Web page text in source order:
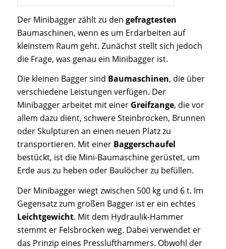
Der Minibagger zählt zu den gefragtesten
Baumaschinen, wenn es um Erdarbeiten auf
kleinstem Raum geht. Zunächst stellt sich jedoch
die Frage, was genau ein Minibagger ist.
Die kleinen Bagger sind Baumaschinen, die über
verschiedene Leistungen verfügen. Der
Minibagger arbeitet mit einer Greifzange, die vor
allem dazu dient, schwere Steinbrocken, Brunnen
oder Skulpturen an einen neuen Platz zu
transportieren. Mit einer Baggerschaufel
bestückt, ist die Mini-Baumaschine gerüstet, um
Erde aus zu heben oder Baulöcher zu befüllen.
Der Minibagger wiegt zwischen 500 kg und 6 t. Im
Gegensatz zum großen Bagger ist er ein echtes
Leichtgewicht. Mit dem Hydraulik-Hammer
stemmt er Felsbrocken weg. Dabei verwendet er
das Prinzip eines Presslufthammers. Obwohl der